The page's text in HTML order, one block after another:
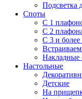
Подсветка
Споты
С 1
С 2
С 3 и
Накладные
Настольные
Детские
На